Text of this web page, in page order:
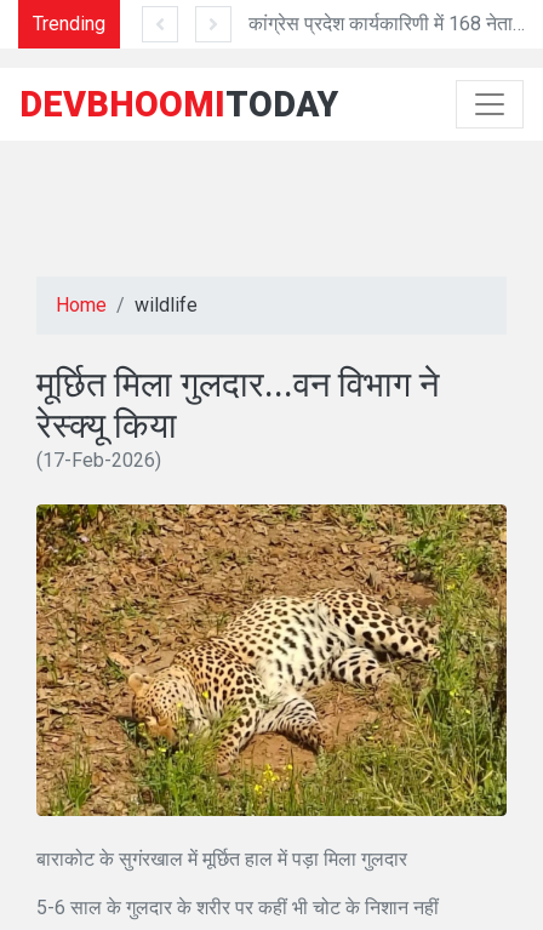
Trending कांग्रेस प्रदेश कार्यकारिणी में 168 नेताओं को जिम्मेदारी
DEVBHOOMITODAY
Home wildlife
मूर्छित मिला गुलदार...वन विभाग ने
रेस्क्यू किया
(17-Feb-2026)
बाराकोट के सुगंरखाल में मूर्छित हाल में पड़ा मिला गुलदार
5-6 साल के गुलदार के शरीर पर कहीं भी चोट के निशान नहीं